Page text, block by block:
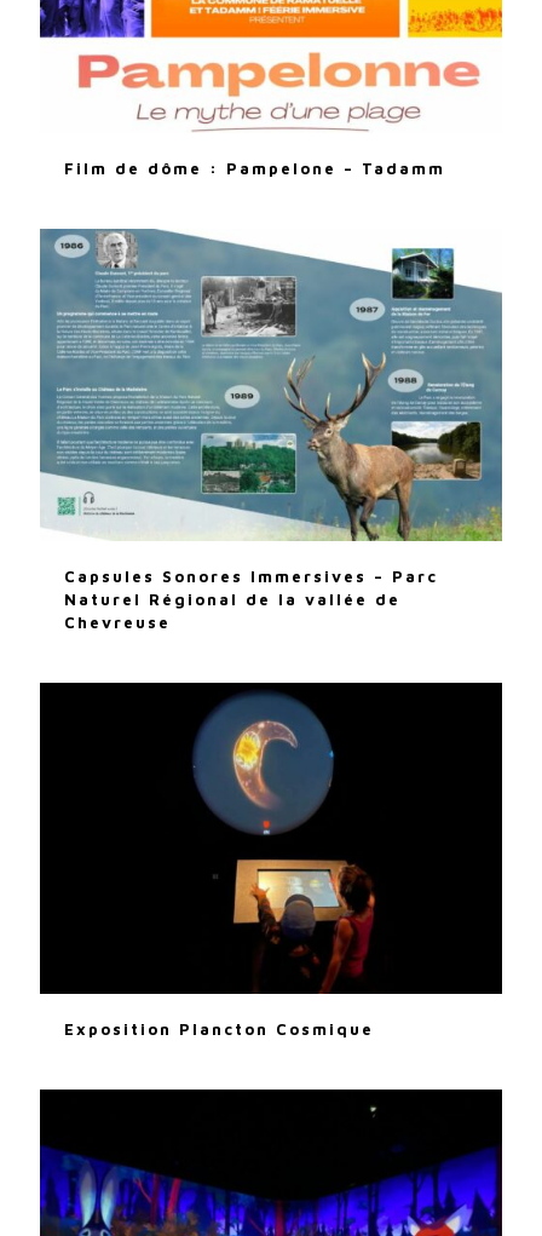
Film de dôme : Pampelone – Tadamm
Capsules Sonores Immersives – Parc
Naturel Régional de la vallée de
Chevreuse
Exposition Plancton Cosmique